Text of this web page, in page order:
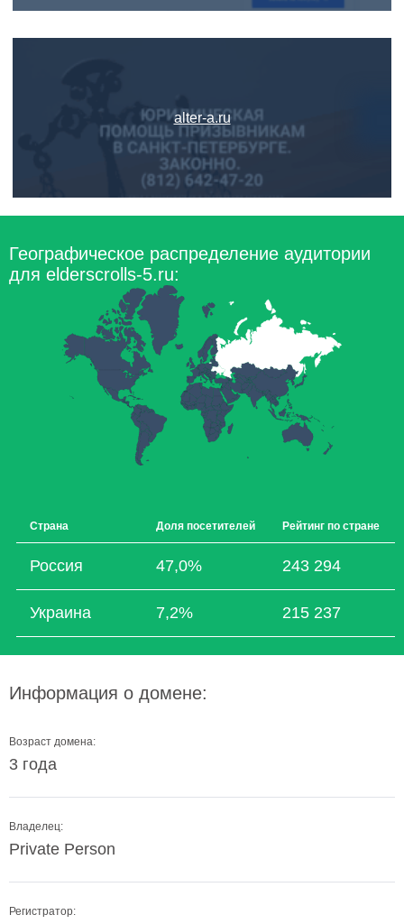
alter-a.ru
Географическое распределение аудитории
для elderscrolls-5.ru:
Страна Доля посетителей Рейтинг по стране
Россия 47,0% 243 294
Украина 7,2% 215 237
Информация о домене:
Возраст домена:
3 года
Владелец:
Private Person
Регистратор: